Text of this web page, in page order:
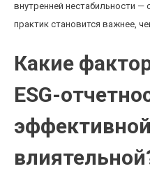
внутренней нестабильности
практик становится важнее,
Какие
ESG-